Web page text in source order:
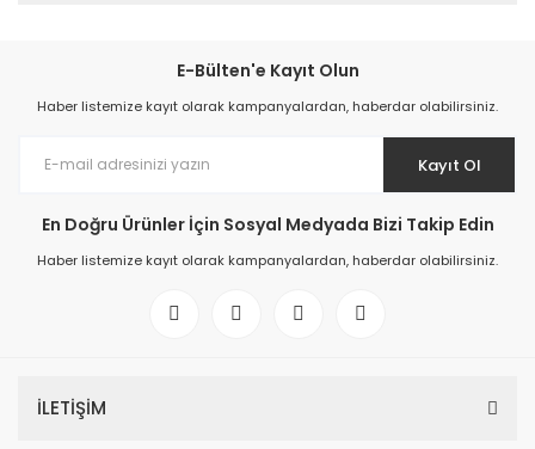
E-Bülten'e Kayıt Olun
Haber listemize kayıt olarak kampanyalardan, haberdar olabilirsiniz.
Kayıt Ol
En Doğru Ürünler İçin Sosyal Medyada Bizi Takip Edin
Haber listemize kayıt olarak kampanyalardan, haberdar olabilirsiniz.
İLETİŞİM